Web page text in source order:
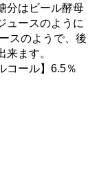
分はビール酵母
ュースのように
スのようで、後
ます。
コール】6.5％